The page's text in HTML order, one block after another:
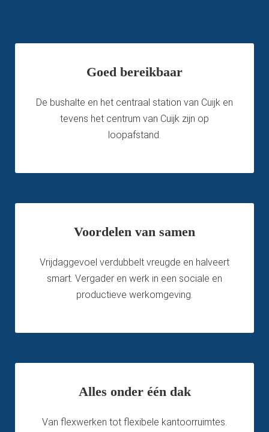
Goed bereikbaar
De bushalte en het centraal station van Cuijk en
tevens het centrum van Cuijk zijn op
loopafstand.
Voordelen van samen
Vrijdaggevoel verdubbelt vreugde en halveert
smart. Vergader en werk in een sociale en
productieve werkomgeving.
Alles onder één dak
Van flexwerken tot flexibele kantoorruimtes.